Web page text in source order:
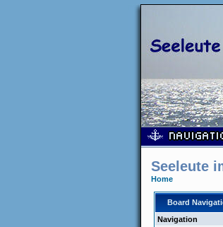
Seeleute
Home
Board
Navigation